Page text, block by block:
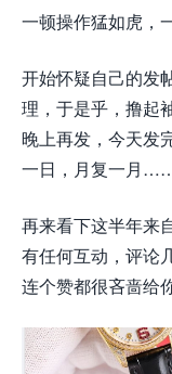
一顿操作猛如虎，
开始怀疑自己的发
理，于是乎，撸起
晚上再发，今天发
一日，月复一月
再来看下这半年来
有任何互动，评论
连个赞都很吝啬给